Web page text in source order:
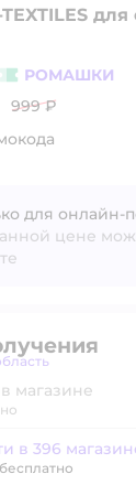
для
РОМАШКИ
999 ₽
для
цене
адреса
магазине
в 396
бесплатно